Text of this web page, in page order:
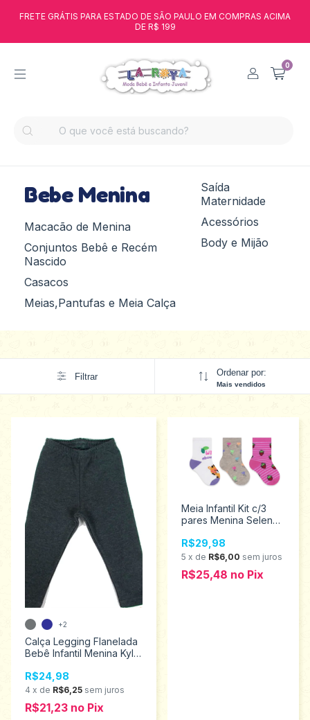
FRETE GRÁTIS PARA ESTADO DE SÃO PAULO EM COMPRAS ACIMA
DE R$ 199
0
Bebe Menina
Macacão de Menina
Conjuntos Bebê e Recém
Nascido
Casacos
Meias,Pantufas e Meia Calça
Saída
Maternidade
Acessórios
Body e Mijão
Filtrar Ordenar por:
Mais vendidos
Calça Legging Flanelada
Bebê Infantil Menina Kyly
R$24,98
4 x de R$6,25 sem juros
R$21,23 no Pix
+2
Meia Infantil Kit c/3
pares Menina Selene
1451.002.0.998
R$29,98
5 x de R$6,00 sem juros
R$25,48 no Pix